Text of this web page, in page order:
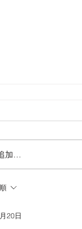
田園芸部
加…
20日